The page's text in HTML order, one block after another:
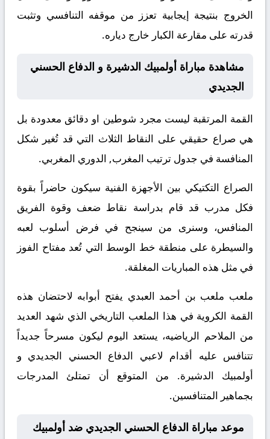
الخروج بنتيجة إيجابية تعزز من موقفه التنافسي وتثبت
قدرته على مقارعة الكبار خارج دياره.
مشاهدة مباراة أولمبيك الدشيرة و الدفاع الحسني
الجديدي
القمة المرتقبة ليست مجرد شوطين او دقائق معدودة بل
هي صراع حقيقي على النقاط الثلاث التي قد تُغير شكل
المنافسة في جدول ترتيب المغرب, الدوري المغربي.
الصراع التكتيكي بين الأجهزة الفنية سيكون حاضراً بقوة
فكل مدرب قد قام بدراسة نقاط ضعف وقوة الفريق
المنافس، وسنرى من سينجح في فرض أسلوب لعبه
والسيطرة على منطقة خط الوسط التي تُعد مفتاح الفوز
في مثل هذه المباريات المغلقة.
ملعب ملعب بن أحمد العبدي يفتح أبوابه لاحتضان هذه
القمة الكروية في هذا الملعب التاريخي الذي شهد العديد
من الملاحم الرياضيه، يستعد اليوم ليكون مسرحاً جديداً
تتنافس عليه أقدام لاعبي الدفاع الحسني الجديدي و
أولمبيك الدشيرة. من المتوقع أن تمتلئ المدرجات
بجماهير المتنافسين.
موعد مباراة الدفاع الحسني الجديدي ضد أولمبيك